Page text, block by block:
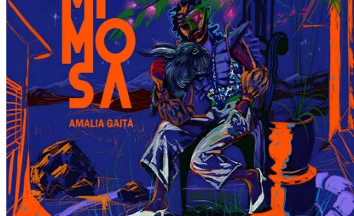
zoltanvarga.blogspot.com
Pagina externă Pagina externă Pagina externă
Pagina
externă
Pagina externă